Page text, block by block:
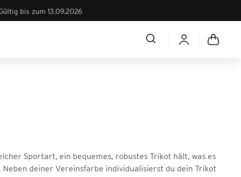
bis zum 13.09.2026
Sportart, ein bequemes, robustes Trikot hält, was es
deiner Vereinsfarbe individualisierst du dein Trikot